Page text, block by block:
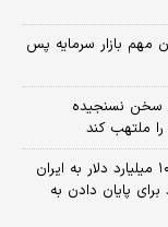
دوشنبه ۱۹ مرداد ۱۴۰۵/ آزمون مهم بازار سرمایه پس
سخن نسنجیده
ملتهب کند
توافق پیشنهادی برای بازگشایی تنگه هرمز سالانه ۱۰۰ میلیارد دلار به ایران
پایان دادن به